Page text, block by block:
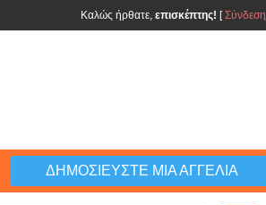
Καλώς ήρθατε, επισκέπτης! [Σύνδεση
ΔΗΜΟΣΙΕΎΣΤΕ ΜΙΑ ΑΓΓΕΛΊΑ